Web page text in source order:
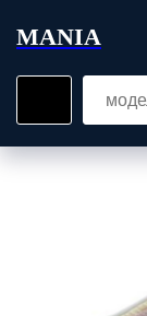
MANIA